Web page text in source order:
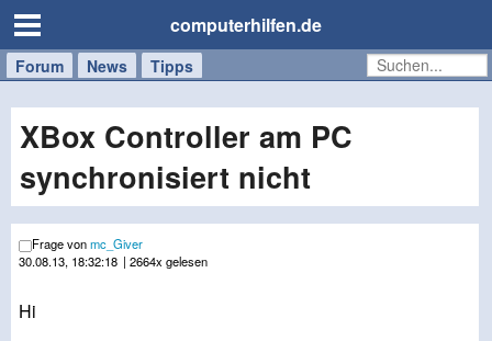
computerhilfen.de
Forum News Tipps
Handy
Tablet
Windows
Mac
XBox Controller am PC
synchronisiert nicht
Frage vonmc_Giver
30.08.13, 18:32:18 | 2664x gelesen
Hi